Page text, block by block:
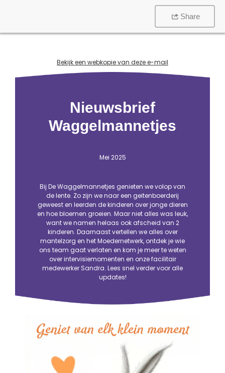
Share
Bekijk een webkopie van deze e-mail
Nieuwsbrief
Waggelmannetjes
Mei 2025
Bij De Waggelmannetjes genieten we volop van
de lente. Zo zijn we naar een geitenboerderij
geweest en leerden de kinderen over jonge dieren
en hoe bloemen groeien. Maar niet alles was leuk,
want we namen helaas ook afscheid van 2
kinderen. Daarnaast vertellen we alles over
mantelzorg en het Moedernetwerk, ontdek je wie
ons team gaat verlaten en kom je meer te weten
over intervisiemomenten en onze facilitair
medewerker Sandra. Lees snel verder voor alle
updates!